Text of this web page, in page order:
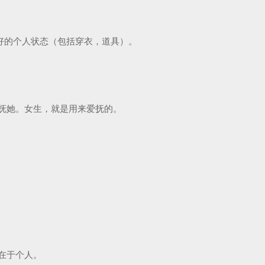
个人状态（包括穿衣，道具）。
。女生，就是用来爱抚的。
个人。